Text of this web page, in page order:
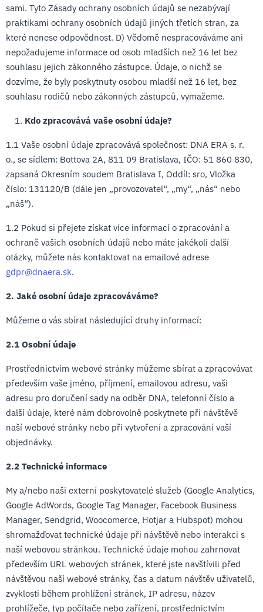
sami. Tyto Zásady ochrany osobních údajů se nezabývají
praktikami ochrany osobních údajů jiných třetích stran, za
které nenese odpovědnost. D) Vědomě nespracováváme ani
nepožadujeme informace od osob mladších než 16 let bez
souhlasu jejich zákonného zástupce. Údaje, o nichž se
dozvíme, že byly poskytnuty osobou mladší než 16 let, bez
souhlasu rodičů nebo zákonných zástupců, vymažeme.
Kdo zpracovává vaše osobní údaje?
1.1 Vaše osobní údaje zpracovává společnost: DNA ERA s. r.
o., se sídlem: Bottova 2A, 811 09 Bratislava, IČO: 51 860 830,
zapsaná Okresním soudem Bratislava I, Oddíl: sro, Vložka
číslo: 131120/B (dále jen „provozovatel“, „my“, „nás“ nebo
„náš“).
1.2 Pokud si přejete získat více informací o zpracování a
ochraně vašich osobních údajů nebo máte jakékoli další
otázky, můžete nás kontaktovat na emailové adrese
gdpr@dnaera.sk.
2. Jaké osobní údaje zpracováváme?
Můžeme o vás sbírat následující druhy informací:
2.1 Osobní údaje
Prostřednictvím webové stránky můžeme sbírat a zpracovávat
především vaše jméno, příjmení, emailovou adresu, vaši
adresu pro doručení sady na odběr DNA, telefonní číslo a
další údaje, které nám dobrovolně poskytnete při návštěvě
naší webové stránky nebo při vytvoření a zpracování vaší
objednávky.
2.2 Technické informace
My a/nebo naši externí poskytovatelé služeb (Google Analytics,
Google AdWords, Google Tag Manager, Facebook Business
Manager, Sendgrid, Woocomerce, Hotjar a Hubspot) mohou
shromažďovat technické údaje při návštěvě nebo interakci s
naší webovou stránkou. Technické údaje mohou zahrnovat
především URL webových stránek, které jste navštívili před
návštěvou naší webové stránky, čas a datum návštěv uživatelů,
zvyklosti během prohlížení stránek, IP adresu, název
prohlížeče, typ počítače nebo zařízení, prostřednictvím